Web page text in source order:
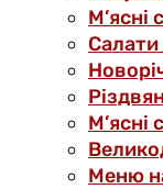
М’ясні
Салати
М’ясні
Меню